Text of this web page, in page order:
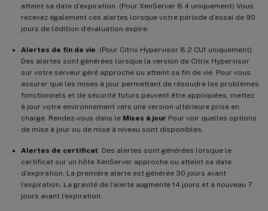
atteint sa date d’expiration. (Pour XenServer 8.4 uniquement) Vous
recevez également ces alertes lorsque votre période d’essai de 90
jours de l’édition d’évaluation expire.
Alertes de fin de vie . (Pour Citrix Hypervisor 8.2 CU1 uniquement)
Des alertes sont générées lorsque la version de Citrix Hypervisor
sur votre serveur géré approche ou atteint sa fin de vie. Pour vous
assurer que les mises à jour permettant de résoudre les problèmes
fonctionnels et de sécurité futurs peuvent être appliquées, mettez
à jour votre environnement vers une version ultérieure prise en
charge. Rendez-vous dans le Mises à jour Pour voir quelles options
de mise à jour ou de mise à niveau sont disponibles.
Alertes de certificat . Des alertes sont générées lorsque le
certificat sur un hôte XenServer approche ou atteint sa date
d’expiration. La première alerte est générée 30 jours avant
l’expiration. La gravité de l’alerte augmente 14 jours et à nouveau 7
jours avant l’expiration.